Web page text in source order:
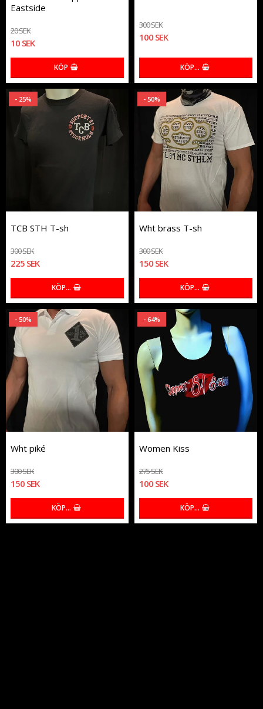
Eastside
20 SEK
10 SEK
KÖP
300 SEK
100 SEK
KÖP…
- 25%
TCB STH T-sh
300 SEK
225 SEK
KÖP…
- 50%
Wht brass T-sh
300 SEK
150 SEK
KÖP…
- 50%
Wht piké
300 SEK
150 SEK
KÖP…
- 64%
Women Kiss
275 SEK
100 SEK
KÖP…